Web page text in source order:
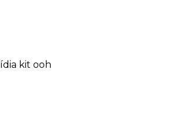
mídia kit ooh